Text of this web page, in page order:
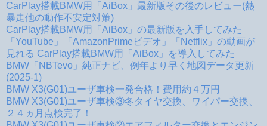
CarPlay搭載BMW用「AiBox」最新版その後のレビュー(熱
暴走他の動作不安定対策)
CarPlay搭載BMW用「AiBox」の最新版を入手してみた
「YouTube」「AmazonPrimeビデオ」「Netflix」の動画が
見れる CarPlay搭載BMW用「AiBox」を導入してみた
BMW「NBTevo」純正ナビ、例年より早く地図データ更新
(2025-1)
BMW X3(G01)ユーザ車検一発合格！費用約４万円
BMW X3(G01)ユーザ車検③冬タイヤ交換、ワイパー交換、
２４ヵ月点検完了！